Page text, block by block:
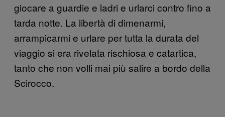
giocare a guardie e ladri e urlarci contro fino a
tarda notte. La libertà di dimenarmi,
arrampicarmi e urlare per tutta la durata del
viaggio si era rivelata rischiosa e catartica,
tanto che non volli mai più salire a bordo della
Scirocco.